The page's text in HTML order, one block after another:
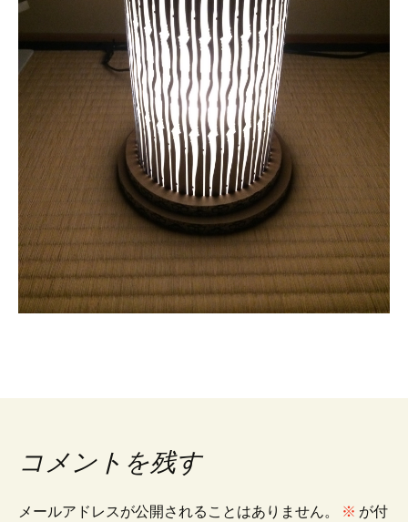
コメントを残す
メールアドレスが公開されることはありません。 ※ が付